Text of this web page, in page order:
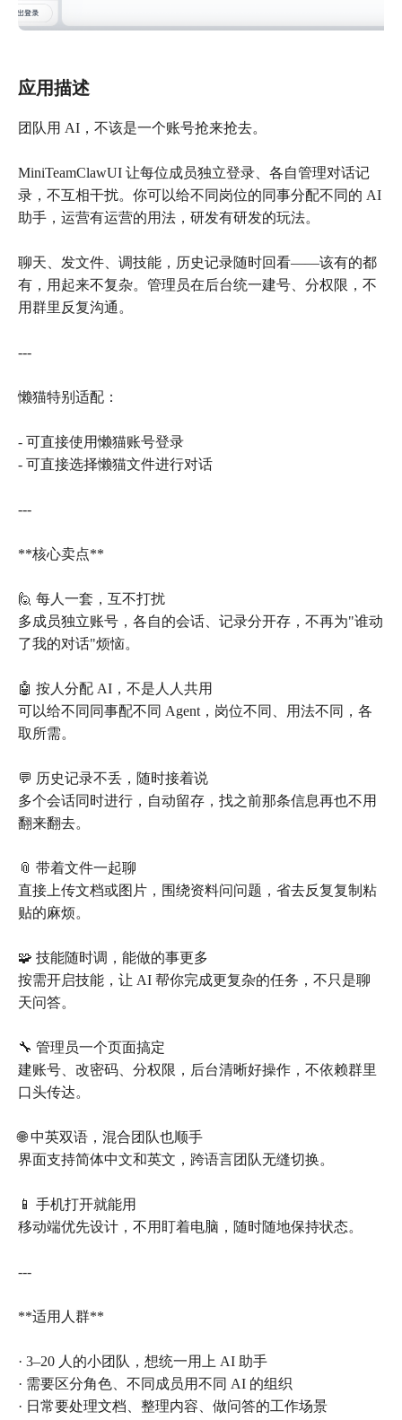
应用描述
团队用 AI，不该是一个账号抢来抢去。
MiniTeamClawUI 让每位成员独立登录、各自管理对话记
录，不互相干扰。你可以给不同岗位的同事分配不同的 AI
助手，运营有运营的用法，研发有研发的玩法。
聊天、发文件、调技能，历史记录随时回看——该有的都
有，用起来不复杂。管理员在后台统一建号、分权限，不
用群里反复沟通。
---
懒猫特别适配：
- 可直接使用懒猫账号登录
- 可直接选择懒猫文件进行对话
---
**核心卖点**
🙋 每人一套，互不打扰
多成员独立账号，各自的会话、记录分开存，不再为"谁动
了我的对话"烦恼。
🤖 按人分配 AI，不是人人共用
可以给不同同事配不同 Agent，岗位不同、用法不同，各
取所需。
💬 历史记录不丢，随时接着说
多个会话同时进行，自动留存，找之前那条信息再也不用
翻来翻去。
📎 带着文件一起聊
直接上传文档或图片，围绕资料问问题，省去反复复制粘
贴的麻烦。
🧩 技能随时调，能做的事更多
按需开启技能，让 AI 帮你完成更复杂的任务，不只是聊
天问答。
🔧 管理员一个页面搞定
建账号、改密码、分权限，后台清晰好操作，不依赖群里
口头传达。
🌐 中英双语，混合团队也顺手
界面支持简体中文和英文，跨语言团队无缝切换。
📱 手机打开就能用
移动端优先设计，不用盯着电脑，随时随地保持状态。
---
**适用人群**
· 3–20 人的小团队，想统一用上 AI 助手
· 需要区分角色、不同成员用不同 AI 的组织
· 日常要处理文档、整理内容、做问答的工作场景